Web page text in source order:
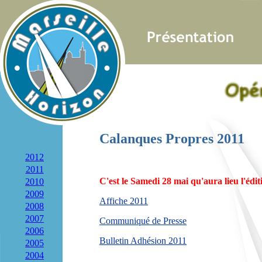
2012
2011
2010
2009
2008
2007
2006
2005
2004
Calanques Propres 2011
C'est le Samedi 28 mai qu'aura lieu
Affiche 2011
Communiqué de Presse
Bulletin Adhésion 2011